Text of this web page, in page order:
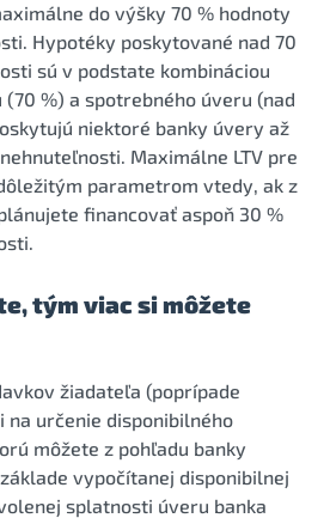
do výšky 70 % hodnoty
Hypotéky poskytované nad 70
sú v podstate kombináciou
%) a spotrebného úveru (nad
niektoré banky úvery až
Maximálne LTV pre
parametrom vtedy, ak z
financovať aspoň 30 %
tým viac si môžete
žiadateľa (poprípade
určenie disponibilného
môžete z pohľadu banky
vypočítanej disponibilnej
splatnosti úveru banka